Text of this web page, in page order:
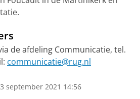
de afdeling Communicatie, tel.
communicatie@rug.nl
september 2021 14:56